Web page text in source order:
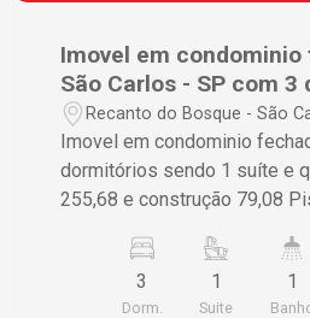
Imovel em
São Carlos - SP com
sendo 1 suite
Recanto do Bosque - São
Imovel em condominio
dormitórios sendo 1 suíte e
255,68 e construção 79,08
detalhes, por favor, entrar
3
Dorm.
1
Suite
1